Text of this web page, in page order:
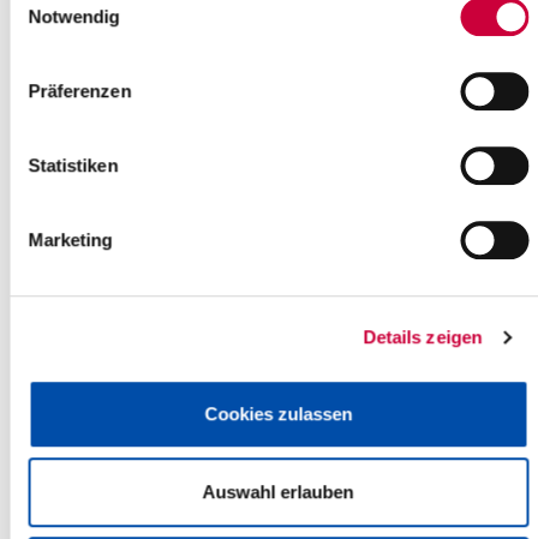
Notwendig
Präferenzen
Statistiken
Marketing
Details zeigen
Cookies zulassen
Auswahl erlauben
Quelle : Ev.-Luth. Kirchengemeinde Wilster
Chor-, Instrumental- und Orgelmusik von Bach, Schubert, Reger,
Ev.-Luth. Kirchengemeinde Wilster
Zurück zur Auswahl
+